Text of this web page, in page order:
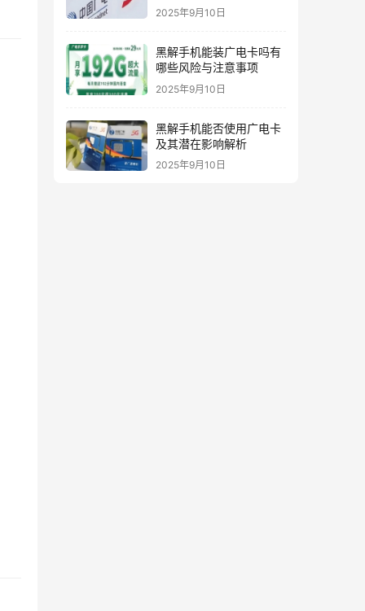
2025年9月10日
黑解手机能装广电卡吗有
哪些风险与注意事项
2025年9月10日
黑解手机能否使用广电卡
及其潜在影响解析
2025年9月10日